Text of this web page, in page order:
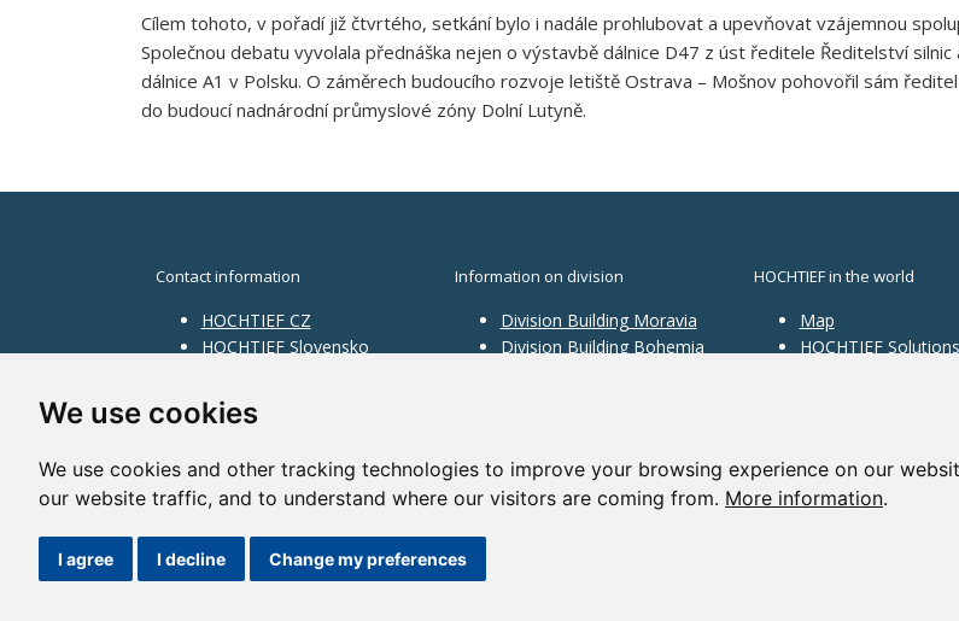
We use cookies
We use cookies and other tracking technologies to improve your browsing experience on our
our website traffic, and to understand where our visitors are coming from. More information.
I agree I decline Change my preferences
Cílem tohoto, v pořadí již čtvrtého, setkání bylo i nadále prohlubovat a upevňovat vzájemnou
Společnou debatu vyvolala přednáška nejen o výstavbě dálnice D47 z úst ředitele Ředitelství
dálnice A1 v Polsku. O záměrech budoucího rozvoje letiště Ostrava – Mošnov pohovořil sám
do budoucí nadnárodní průmyslové zóny Dolní Lutyně.
Contact information
HOCHTIEF CZ
HOCHTIEF Slovensko
Management
Information on division
Division Building Moravia
Division Building Bohemia
HOCHTIEF in the world
Map
HOCHTIEF